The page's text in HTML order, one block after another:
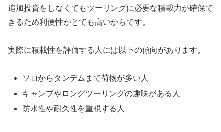
追加投資をしなくてもツーリングに必要な積載力が確保で
きるため利便性がとても高いからです。
実際に積載性を評価する人には以下の傾向があります。
ソロからタンデムまで荷物が多い人
キャンプやロングツーリングの趣味がある人
防水性や耐久性を重視する人